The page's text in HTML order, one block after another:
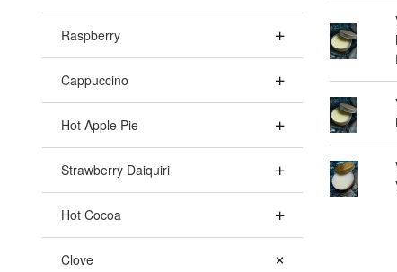
Raspberry
Cappuccino
Hot Apple Pie
Strawberry Daiquiri
Hot Cocoa
Clove